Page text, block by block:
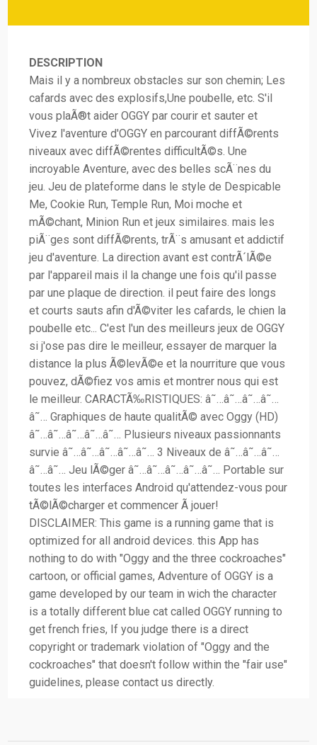
DESCRIPTION
Mais il y a nombreux obstacles sur son chemin; Les
cafards avec des explosifs,Une poubelle, etc. S'il
vous plaÃ®t aider OGGY par courir et sauter et
Vivez l'aventure d'OGGY en parcourant diffÃ©rents
niveaux avec diffÃ©rentes difficultÃ©s. Une
incroyable Aventure, avec des belles scÃ¨nes du
jeu. Jeu de plateforme dans le style de Despicable
Me, Cookie Run, Temple Run, Moi moche et
mÃ©chant, Minion Run et jeux similaires. mais les
piÃ¨ges sont diffÃ©rents, trÃ¨s amusant et addictif
jeu d'aventure. La direction avant est contrÃ´lÃ©e
par l'appareil mais il la change une fois qu'il passe
par une plaque de direction. il peut faire des longs
et courts sauts afin d'Ã©viter les cafards, le chien la
poubelle etc... C'est l'un des meilleurs jeux de OGGY
si j'ose pas dire le meilleur, essayer de marquer la
distance la plus Ã©levÃ©e et la nourriture que vous
pouvez, dÃ©fiez vos amis et montrer nous qui est
le meilleur. CARACTÃ‰RISTIQUES: â˜…â˜…â˜…â˜…
â˜… Graphiques de haute qualitÃ© avec Oggy (HD)
â˜…â˜…â˜…â˜…â˜… Plusieurs niveaux passionnants
survie â˜…â˜…â˜…â˜…â˜… 3 Niveaux de â˜…â˜…â˜…
â˜…â˜… Jeu lÃ©ger â˜…â˜…â˜…â˜…â˜… Portable sur
toutes les interfaces Android qu'attendez-vous pour
tÃ©lÃ©charger et commencer Ã jouer!
DISCLAIMER: This game is a running game that is
optimized for all android devices. this App has
nothing to do with "Oggy and the three cockroaches"
cartoon, or official games, Adventure of OGGY is a
game developed by our team in wich the character
is a totally different blue cat called OGGY running to
get french fries, If you judge there is a direct
copyright or trademark violation of "Oggy and the
cockroaches" that doesn't follow within the "fair use"
guidelines, please contact us directly.